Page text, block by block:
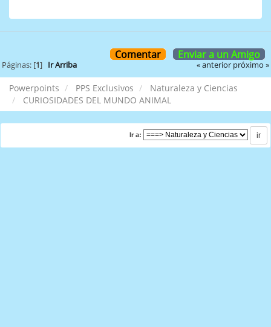
Comentar Enviar a un Amigo
Páginas: [1] Ir Arriba « anterior próximo »
Powerpoints PPS Exclusivos
Naturaleza y Ciencias
CURIOSIDADES DEL MUNDO ANIMAL
Ir a: